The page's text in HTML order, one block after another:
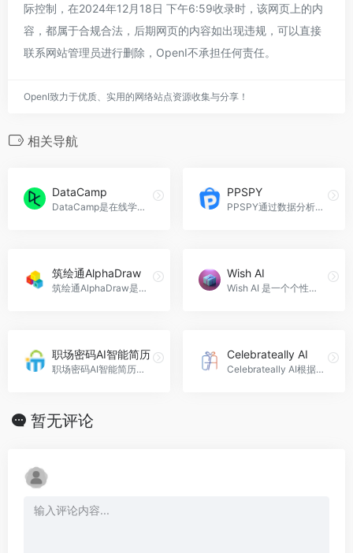
际控制，在2024年12月18日 下午6:59收录时，该网页上的内
容，都属于合规合法，后期网页的内容如出现违规，可以直接
联系网站管理员进行删除，OpenI不承担任何责任。
OpenI致力于优质、实用的网络站点资源收集与分享！
相关导航
DataCamp
DataCamp是在线学习平台，提供900多个关于数据科学和机器学习的课程，涵盖Python、R和SQL等技术。
PPSPY
PPSPY通过数据分析和AI工具，帮助商家识别热卖产品，提升销售成功率。
筑绘通AlphaDraw
筑绘通AlphaDraw是智能设计平台，通过知识库和算法实现工程绘图效率提升十倍。
Wish AI
Wish AI 是一个个性化祝福语生成器，帮助您轻松为亲友创造独特的祝福。
职场密码AI智能简历
职场密码AI智能简历是一款基于AI技术的个性化简历制作工具。
Celebrateally AI
Celebrateally AI根据用户需求生成个性化婚礼主题方案，轻松实现梦想婚礼。
暂无评论